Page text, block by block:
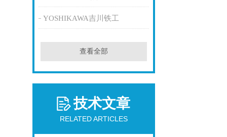
YOSHIKAWA吉川铁工
查看全部
技术文章
RELATED ARTICLES